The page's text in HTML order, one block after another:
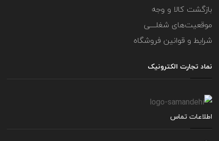
بازگشت کالا و وجه
موقعیت‌های شغلــــی
شرایط و قوانین فروشگاه
نماد تجارت الکترونیک
اطلاعات تماس